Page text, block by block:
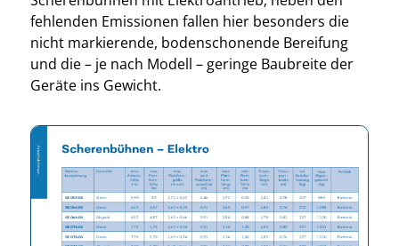
fehlenden Emissionen fallen hier besonders die
nicht markierende, bodenschonende Bereifung
und die – je nach Modell – geringe Baubreite der
Geräte ins Gewicht.